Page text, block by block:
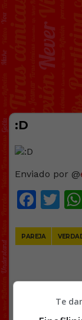
:D
Enviado por @
PAREJA
Te